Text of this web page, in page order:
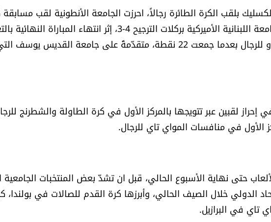
بلقب الكرة الطائرة رجالاً، احرزت الجامعة الأنطونية لقب
كما أحرزت المركز الأول في التايكواندو للرجال بعدما جمعت 22 نقطة، متقدّمةً على جامعة القديس
لقبين عبر تتويجها بالمركز الأول في كرة الطاولة والشطرنج
الأول في منافسات المواي تاي للرجال.
حتى نهاية الأسبوع الحالي، قبل ان تشدّ بعض المنتخبات الجامعية
الدولي خلال الصيف الحالي، وأبرزها كرة القدم للصالات في بولندا،
تاي في البرازيل.